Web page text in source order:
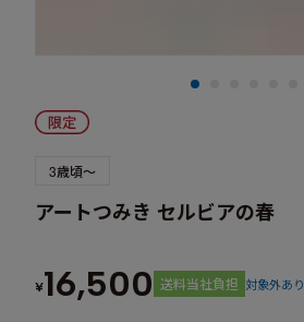
3歳頃～
アートつみき セルビアの春
¥16,500 送料当社負担 対象外あり